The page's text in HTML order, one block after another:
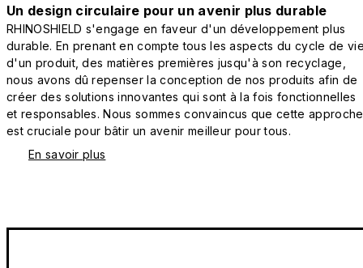
Un design circulaire pour un avenir plus durable
RHINOSHIELD s'engage en faveur d'un développement plus
durable. En prenant en compte tous les aspects du cycle de
d'un produit, des matières premières jusqu'à son recyclage,
nous avons dû repenser la conception de nos produits afin de
créer des solutions innovantes qui sont à la fois fonctionnelles
et responsables. Nous sommes convaincus que cette approche
est cruciale pour bâtir un avenir meilleur pour tous.
En savoir plus